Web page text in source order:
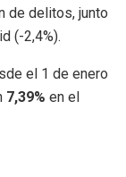
de delitos, junto
(-2,4%).
el 1 de enero
7,39% en el